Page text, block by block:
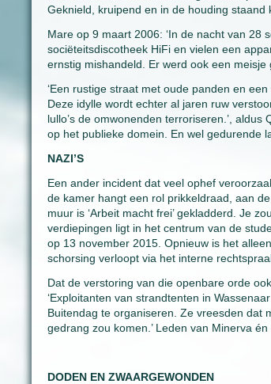
Geknield, kruipend en in de houding
Mare op 9 maart 2006: ‘In de nacht van
sociëteitsdiscotheek HiFi en vielen een
ernstig mishandeld. Er werd ook een meisje
‘Een rustige straat met oude panden en
Deze idylle wordt echter al jaren ruw
lullo’s de omwonenden terroriseren.’,
op het publieke domein. En wel gedurende
NAZI’S
Een ander incident dat veel ophef
de kamer hangt een rol prikkeldraad, aan
muur is ‘Arbeit macht frei’ gekladderd. Je
verdiepingen ligt in het centrum van de
op 13 november 2015. Opnieuw is het
schorsing verloopt via het interne
Dat de verstoring van die openbare orde
‘Exploitanten van strandtenten in
Buitendag te organiseren. Ze vreesden dat
gedrang zou komen.’ Leden van Minerva
DODEN EN ZWAARGEWONDEN